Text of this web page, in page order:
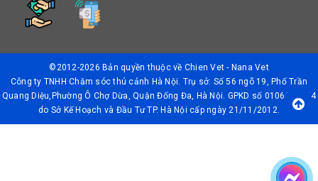
©2012-2026 Bản quyền thuộc về Chien Vet - Nana Vet
Công ty TNHH Chăm sóc thú cảnh Hà Nội. Trụ sở: Số 56 ngõ 19, Phố Trần
Quang Diệu,Phường Ô Chợ Dừa, Quận Đống Đa, Hà Nội. GPKD số 0106042874
do Sở Kế Hoạch và Đầu Tư TP. Hà Nội cấp ngày 21/11/2012.